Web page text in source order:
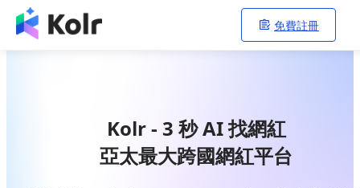
免費註冊
Kolr - 3 秒 AI 找網紅
亞太最大跨國網紅平台